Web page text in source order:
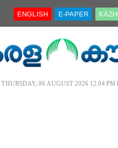
ENGLISH E-PAPER
THURSDAY, 06 AUGUST 2026 12.04 PM